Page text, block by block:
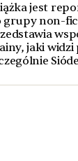
jest
grupy non-
jaki widzi